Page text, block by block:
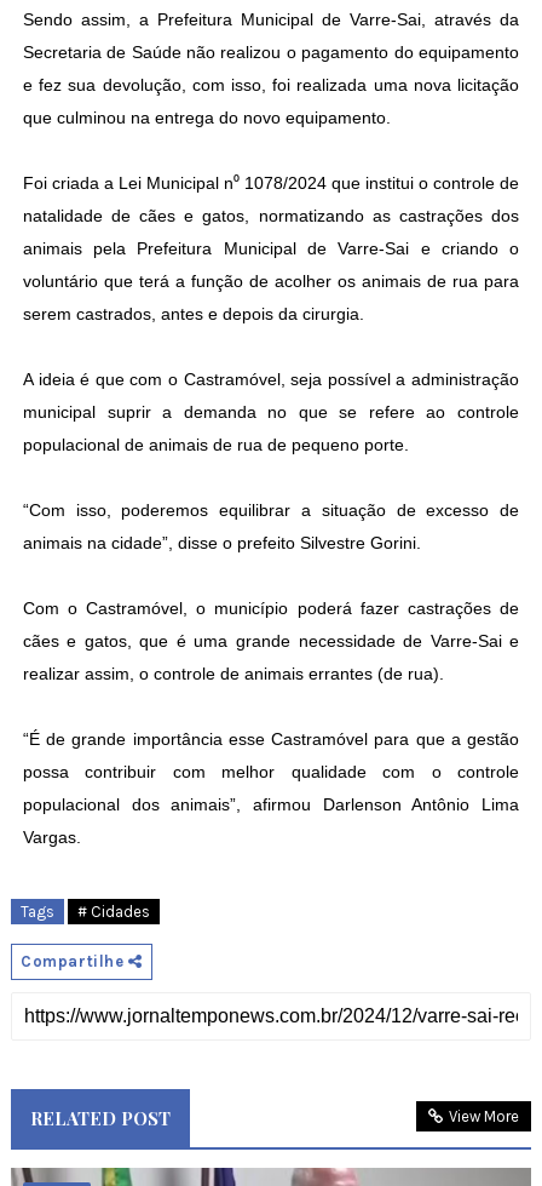
Sendo assim, a Prefeitura Municipal de Varre-Sai, através da
Secretaria de Saúde não realizou o pagamento do equipamento
e fez sua devolução, com isso, foi realizada uma nova licitação
que culminou na entrega do novo equipamento.
Foi criada a Lei Municipal n⁰ 1078/2024 que institui o controle de
natalidade de cães e gatos, normatizando as castrações dos
animais pela Prefeitura Municipal de Varre-Sai e criando o
voluntário que terá a função de acolher os animais de rua para
serem castrados, antes e depois da cirurgia.
A ideia é que com o Castramóvel, seja possível a administração
municipal suprir a demanda no que se refere ao controle
populacional de animais de rua de pequeno porte.
“Com isso, poderemos equilibrar a situação de excesso de
animais na cidade”, disse o prefeito Silvestre Gorini.
Com o Castramóvel, o município poderá fazer castrações de
cães e gatos, que é uma grande necessidade de Varre-Sai e
realizar assim, o controle de animais errantes (de rua).
“É de grande importância esse Castramóvel para que a gestão
possa contribuir com melhor qualidade com o controle
populacional dos animais”, afirmou Darlenson Antônio Lima
Vargas.
Tags # Cidades
Compartilhe
RELATED POST View More